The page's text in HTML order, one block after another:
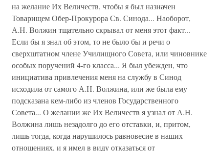
на желание Их Величеств, чтобы я был назначен
Товарищем Обер-Прокурора Св. Синода... Наоборот,
А.Н. Волжин тщательно скрывал от меня этот факт...
Если бы я знал об этом, то не было бы и речи о
сверхштатном члене Училищного Совета, или чиновнике
особых поручений 4-го класса... Я был убежден, что
инициатива привлечения меня на службу в Синод
исходила от самого А.Н. Волжина, или же была ему
подсказана кем-либо из членов Государственного
Совета... О желании же Их Величеств я узнал от А.Н.
Волжина лишь незадолго до его отставки, и, притом,
лишь тогда, когда нарушилось равновесие в наших
отношениях, и я имел в виду отказаться от